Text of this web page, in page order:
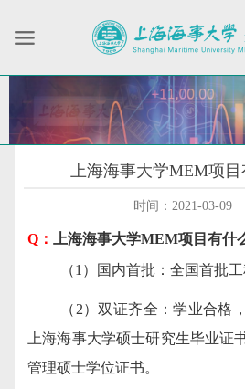
上海海事大学MEM项目
时间：2021-03-09
Q： 上海海事大学MEM项目有什
（1）国内首批：全国首批
（2）双证齐全：学业合格
上海海事大学硕士研究生毕业证
管理硕士学位证书。